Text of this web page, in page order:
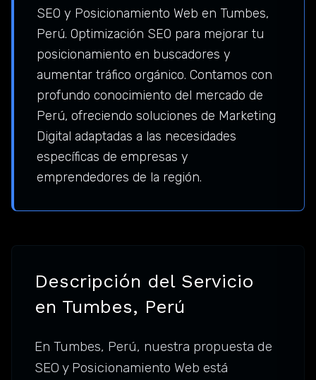
SEO y Posicionamiento Web en Tumbes,
Perú. Optimización SEO para mejorar tu
posicionamiento en buscadores y
aumentar tráfico orgánico. Contamos con
profundo conocimiento del mercado de
Perú, ofreciendo soluciones de Marketing
Digital adaptadas a las necesidades
específicas de empresas y
emprendedores de la región.
Descripción del Servicio
en Tumbes, Perú
En Tumbes, Perú, nuestra propuesta de
SEO y Posicionamiento Web está